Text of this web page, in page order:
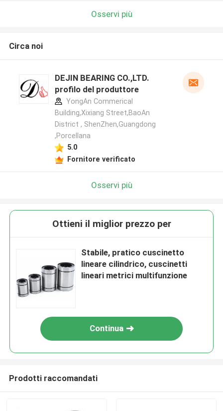
Osservi più
Circa noi
DEJIN BEARING CO.,LTD.
profilo del produttore
YongAn Commerical
Building,Xixiang Street,BaoAn
District , ShenZhen,Guangdong
,Porcellana
5.0
Fornitore verificato
Osservi più
Ottieni il miglior prezzo per
Stabile, pratico cuscinetto
lineare cilindrico, cuscinetti
lineari metrici multifunzione
Continua
Prodotti raccomandati